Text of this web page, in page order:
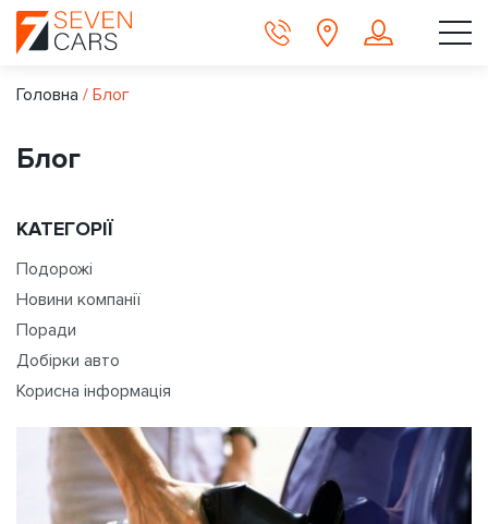
Головна / Блог
Блог
КАТЕГОРІЇ
Подорожі
Новини компанії
Поради
Добірки авто
Корисна інформація